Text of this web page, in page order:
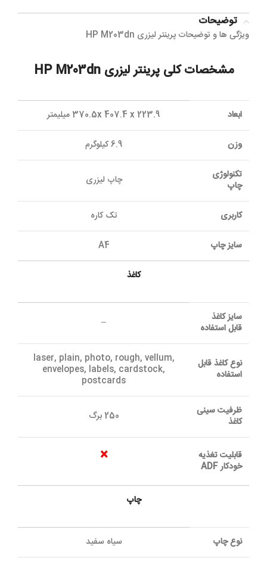
توضیحات
ویژگی ها و توضیحات پرینتر لیزری HP M203dn
مشخصات کلی پرینتر لیزری HP M203dn
ابعاد 370.5x 407.4 x 223.9 میلیمتر
وزن 6.9 کيلوگرم
تکنولوژی
چاپ چاپ ليزری
کاربری تک کاره
سايز چاپ A4
کاغذ
سايز کاغذ
قابل استفاده –
نوع کاغذ قابل
استفاده
laser, plain, photo, rough, vellum,
envelopes, labels, cardstock,
postcards
ظرفيت سينی
کاغذ 250 برگ
قابليت تغذيه
خودکار ADF
×
چاپ
نوع چاپ سیاه سفید